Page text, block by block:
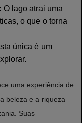
O lago atrai uma
o que o torna
única é um
uma experiência de
beleza e a riqueza
Suas